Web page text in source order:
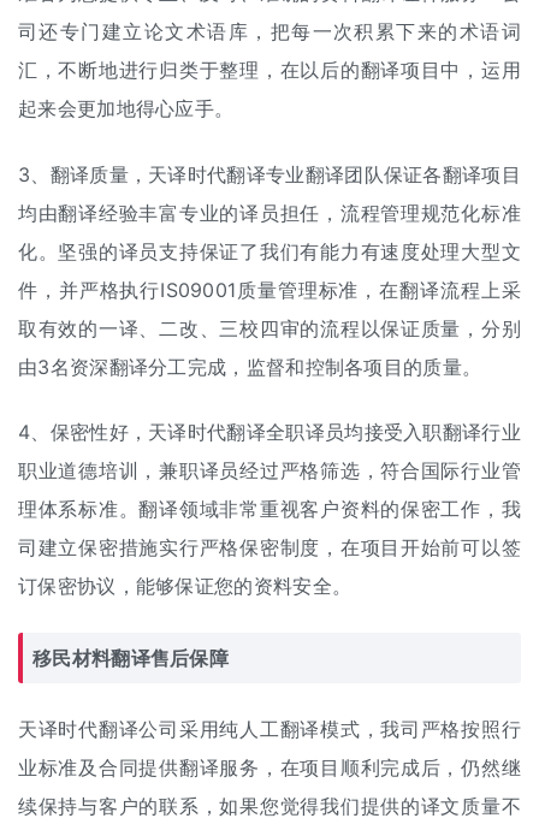
司还专门建立论文术语库，把每一次积累下来的术语词
汇，不断地进行归类于整理，在以后的翻译项目中，运用
起来会更加地得心应手。
3、翻译质量，天译时代翻译专业翻译团队保证各翻译项目
均由翻译经验丰富专业的译员担任，流程管理规范化标准
化。坚强的译员支持保证了我们有能力有速度处理大型文
件，并严格执行IS09001质量管理标准，在翻译流程上采
取有效的一译、二改、三校四审的流程以保证质量，分别
由3名资深翻译分工完成，监督和控制各项目的质量。
4、保密性好，天译时代翻译全职译员均接受入职翻译行业
职业道德培训，兼职译员经过严格筛选，符合国际行业管
理体系标准。翻译领域非常重视客户资料的保密工作，我
司建立保密措施实行严格保密制度，在项目开始前可以签
订保密协议，能够保证您的资料安全。
移民材料翻译售后保障
天译时代翻译公司采用纯 人工翻译模式，我司严格按照行
业标准及合同提供翻译服务，在项目顺利完成后，仍然继
续保持与客户的联系，如果您觉得我们提供的译文质量不